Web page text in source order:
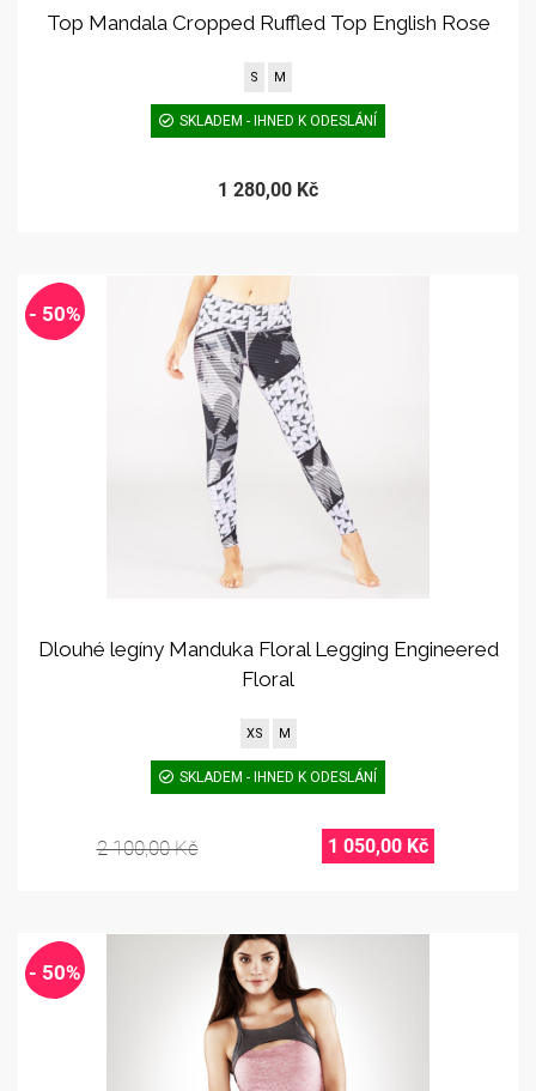
Top Mandala Cropped Ruffled Top English Rose
S M
SKLADEM - IHNED K ODESLÁNÍ
1 280,00 Kč
- 50%
Dlouhé legíny Manduka Floral Legging Engineered
Floral
XS M
SKLADEM - IHNED K ODESLÁNÍ
2 100,00 Kč 1 050,00 Kč
- 50%